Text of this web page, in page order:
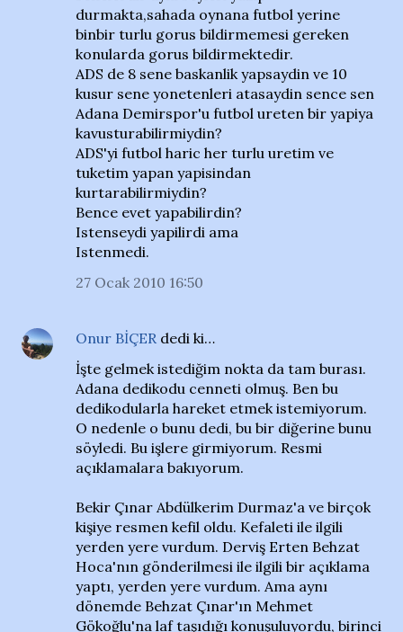
durmakta,sahada oynana futbol yerine
binbir turlu gorus bildirmemesi gereken
konularda gorus bildirmektedir.
ADS de 8 sene baskanlik yapsaydin ve 10
kusur sene yonetenleri atasaydin sence sen
Adana Demirspor'u futbol ureten bir yapiya
kavusturabilirmiydin?
ADS'yi futbol haric her turlu uretim ve
tuketim yapan yapisindan
kurtarabilirmiydin?
Bence evet yapabilirdin?
Istenseydi yapilirdi ama
Istenmedi.
27 Ocak 2010 16:50
Onur BİÇER dedi ki…
İşte gelmek istediğim nokta da tam burası.
Adana dedikodu cenneti olmuş. Ben bu
dedikodularla hareket etmek istemiyorum.
O nedenle o bunu dedi, bu bir diğerine bunu
söyledi. Bu işlere girmiyorum. Resmi
açıklamalara bakıyorum.
Bekir Çınar Abdülkerim Durmaz'a ve birçok
kişiye resmen kefil oldu. Kefaleti ile ilgili
yerden yere vurdum. Derviş Erten Behzat
Hoca'nın gönderilmesi ile ilgili bir açıklama
yaptı, yerden yere vurdum. Ama aynı
dönemde Behzat Çınar'ın Mehmet
Gökoğlu'na laf taşıdığı konuşuluyordu, birinci